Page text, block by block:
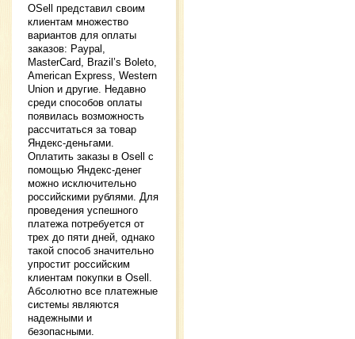
OSell представил своим
клиентам множество
вариантов для оплаты
заказов: Paypal,
MasterCard, Brazil’s Boleto,
American Express, Western
Union и другие. Недавно
среди способов оплаты
появилась возможность
рассчитаться за товар
Яндекс-деньгами.
Оплатить заказы в Osell с
помощью Яндекс-денег
можно исключительно
российскими рублями. Для
проведения успешного
платежа потребуется от
трех до пяти дней, однако
такой способ значительно
упростит российским
клиентам покупки в Osell.
Абсолютно все платежные
системы являются
надежными и
безопасными.